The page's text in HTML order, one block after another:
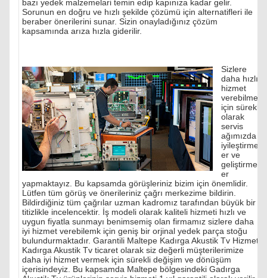
bazı yedek malzemelari temin edip kapınıza kadar gelir.
Sorunun en doğru ve hızlı şekilde çözümü için alternatifleri ile
beraber önerilerini sunar. Sizin onayladığınız çözüm
kapsamında arıza hızla giderilir.
Sizlere
daha hızlı
hizmet
verebilmek
için sürekli
olarak
servis
ağımızda
iyileştirmel
er ve
geliştirmel
er
yapmaktayız. Bu kapsamda görüşleriniz bizim için önemlidir.
Lütfen tüm görüş ve önerileriniz çağrı merkezime bildirin.
Bildirdiğiniz tüm çağrılar uzman kadromız tarafından büyük bir
titizlikle incelencektir. İş modeli olarak kaliteli hizmeti hızlı ve
uygun fiyatla sunmayı benimsemiş olan firmamız sizlere daha
iyi hizmet verebilemk için geniş bir orjinal yedek parça stoğu
bulundurmaktadır. Garantili Maltepe Kadırga Akustik Tv Hizmeti
Kadırga Akustik Tv ticaret olarak siz değerli müşterilerimize
daha iyi hizmet vermek için sürekli değişim ve dönüşüm
içerisindeyiz. Bu kapsamda Maltepe bölgesindeki Gadırga